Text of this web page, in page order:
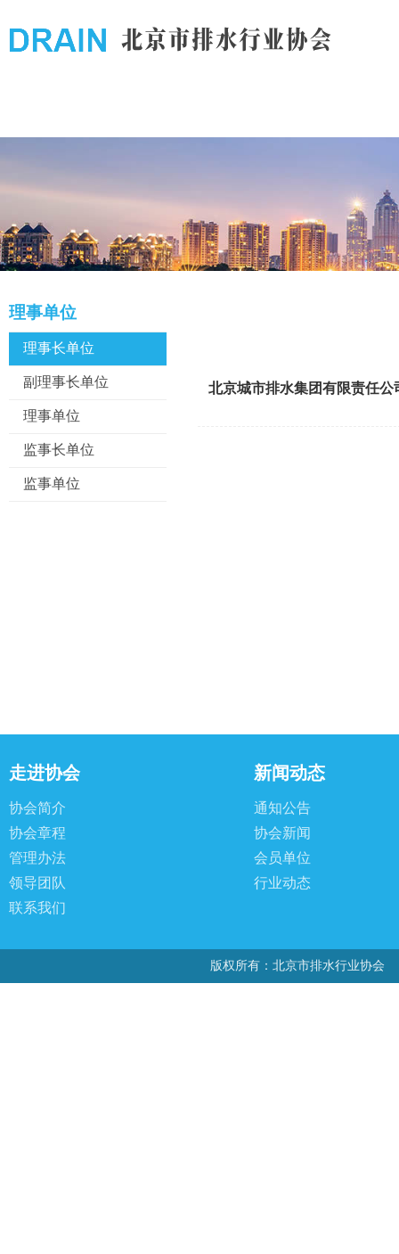
理事单位
理事长单位
副理事长单位
理事单位
监事长单位
监事单位
北京城市排水集团有限责任公
走进协会
协会简介
协会章程
管理办法
领导团队
联系我们
新闻动态
通知公告
协会新闻
会员单位
行业动态
版权所有：北京市排水行业